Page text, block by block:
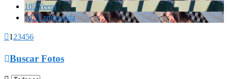
10Yeem
14Ezmeraalda
1 23456
Buscar Fotos